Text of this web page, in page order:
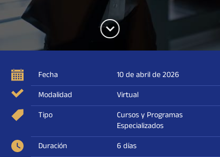
Fecha
10 de abril de 2026
Modalidad
Virtual
Tipo
Cursos y Programas
Especializados
Duración
6 días